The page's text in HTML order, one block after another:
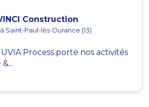
Construction
à Saint-Paul-lès-Durance (13)
Process porte nos activités